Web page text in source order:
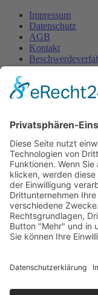
Impressum
Datenschutz
AGB
Kontakt
Anfahrtsplan
Wir
Wir
einzubetten.
Aktivitäten
und stimmen